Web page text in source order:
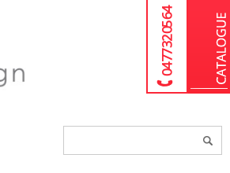
04 77 32 05 64